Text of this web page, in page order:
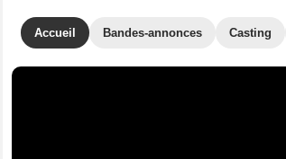
Accueil Bandes-annonces Casting